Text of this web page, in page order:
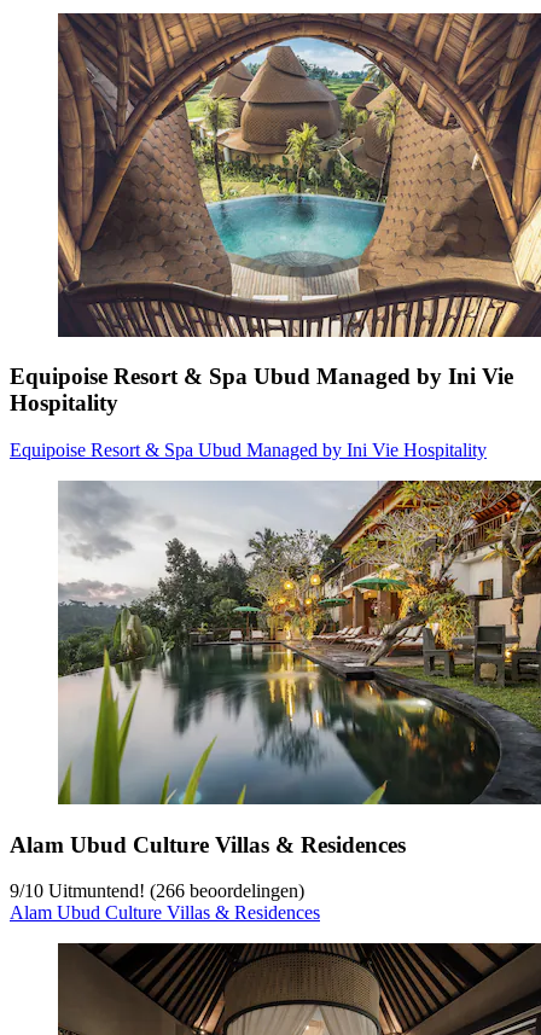
Equipoise Resort & Spa Ubud Managed by Ini Vie
Hospitality
Equipoise Resort & Spa Ubud Managed by Ini Vie Hospitality
Alam Ubud Culture Villas & Residences
9/10 Uitmuntend! (266 beoordelingen)
Alam Ubud Culture Villas & Residences